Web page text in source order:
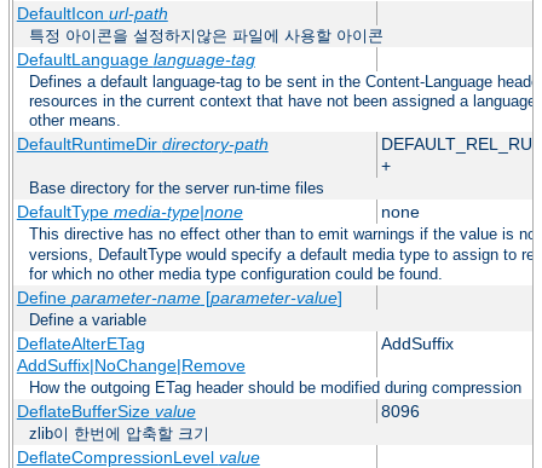
DefaultIcon url-path
특정 아이콘을 설정하지않은 파일에 사용할 아이콘
DefaultLanguage language-tag
Defines a default language-tag to be sent in the Content-Language
resources in the current context that have not been assigned a
other means.
DefaultRuntimeDir directory-path
+
Base directory for the server run-time files
DefaultType media-type|none none
This directive has no effect other than to emit warnings if the value is
versions, DefaultType would specify a default media type to assign to
for which no other media type configuration could be found.
Define parameter-name[parameter-value]
Define a variable
DeflateAlterETag
AddSuffix|NoChange|Remove
AddSuffix
How the outgoing ETag header should be modified during compression
DeflateBufferSize value 8096
zlib이 한번에 압축할 크기
DeflateCompressionLevel value